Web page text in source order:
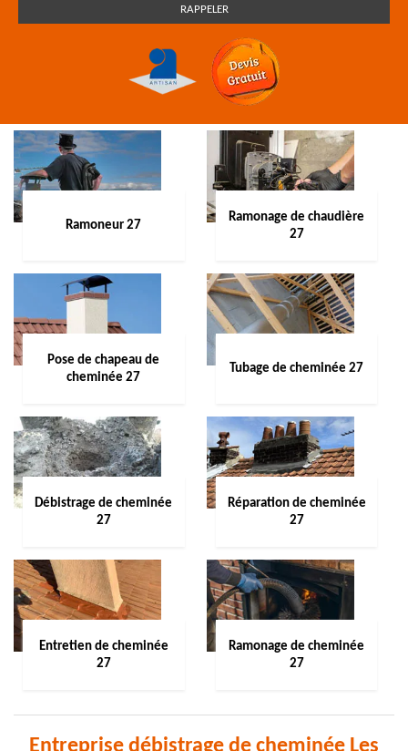
Ramoneur 27
Ramonage de chaudière
27
Pose de chapeau de
cheminée 27
Tubage de cheminée 27
Débistrage de cheminée
27
Réparation de cheminée
27
Entretien de cheminée
27
Ramonage de cheminée
27
Entreprise débistrage de cheminée Les